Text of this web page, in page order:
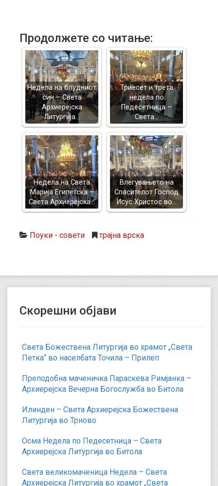
Продолжете со читање:
Недела на блудниот
син – Света
Архиерејска
Литургија…
Триесет и трета
недела по
Педесетница –
Света…
Недела на Света
Марија Египетска –
Света Архиерејска…
Влегувањето на
Спасителот Господ
Исус Христос во…
Поуки - совети трајна врска
Скорешни објави
Света Божествена Литургија во храмот „Света
Петка“ во населбата Точила – Прилеп
Преподобна маченичка Параскева Римјанка –
Архиерејска Вечерна Богослужба во Битола
Илинден – Света Архиерејска Божествена
Литургија во Трново
Осма Недела по Педесетница – Света
Архиерејска Литургија во Битола
Света великомаченица Недела – Света
Архиерејска Литургија во храмот „Света